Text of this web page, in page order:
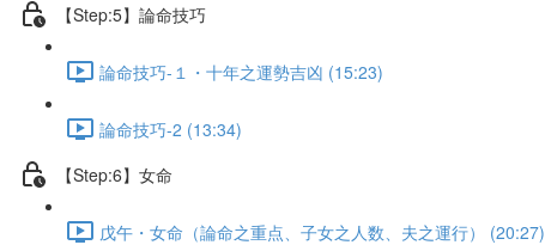
【Step:5】論命技巧
論命技巧-１・十年之運勢吉凶 (15:23)
論命技巧-2 (13:34)
【Step:6】女命
戊午・女命（論命之重点、子女之人数、夫之運行） (20:27)